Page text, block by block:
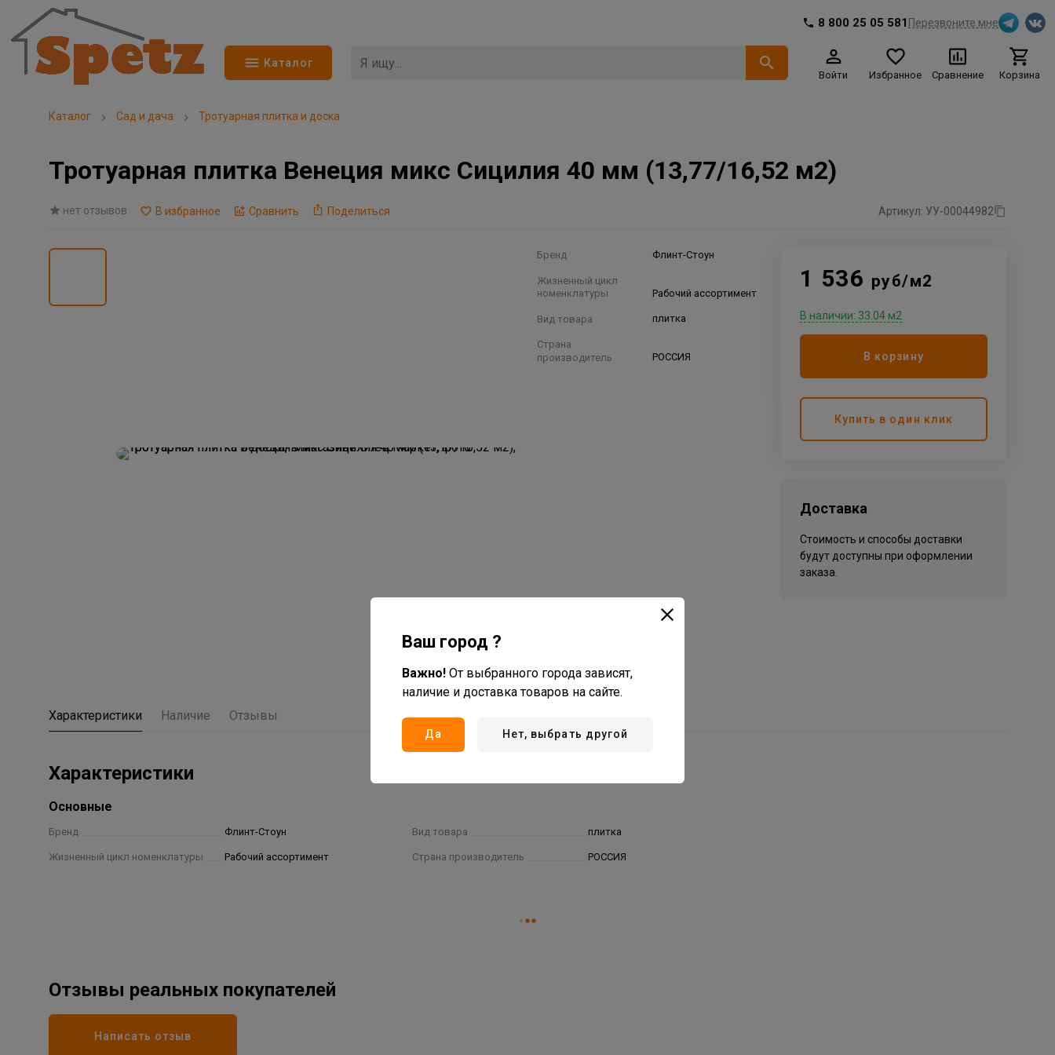
8 800 25 05 581 Перезвоните мне
Каталог
Войти Избранное Сравнение Корзина
Каталог Сад и дача Тротуарная плитка и доска
Тротуарная плитка Венеция микс Сицилия 40 мм (13,77/16,52 м2)
нет отзывов В избранное Сравнить Поделиться Артикул: УУ-00044982
Бренд Флинт-Стоун
Жизненный цикл
номенклатуры
Рабочий ассортимент
Вид товара плитка
Страна
производитель
РОССИЯ
1 536 руб/м2
В наличии: 33.04 м2
В корзину
Купить в один клик
Доставка
Стоимость и способы доставки
будут доступны при оформлении
заказа.
Характеристики Наличие Отзывы
Характеристики
Основные
Бренд Флинт-Стоун
Жизненный цикл номенклатуры Рабочий ассортимент
Вид товара плитка
Страна производитель РОССИЯ
Отзывы реальных покупателей
Написать отзыв
Ваш город ?
Важно! От выбранного города зависят,
наличие и доставка товаров на сайте.
Да Нет, выбрать другой